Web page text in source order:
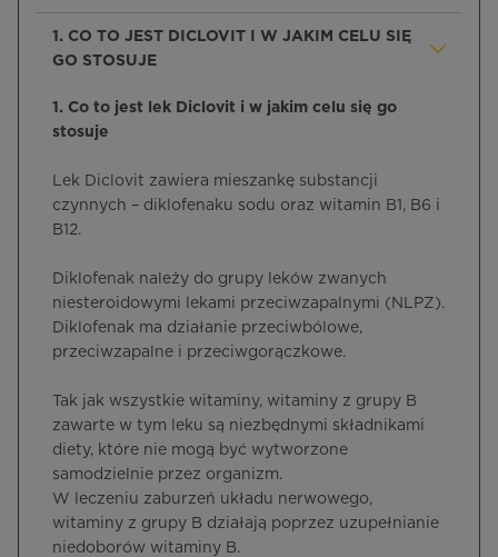
1. CO TO JEST DICLOVIT I W JAKIM CELU SIĘ
GO STOSUJE
1. Co to jest lek Diclovit i w jakim celu się go
stosuje
Lek Diclovit zawiera mieszankę substancji
czynnych – diklofenaku sodu oraz witamin B1, B6 i
B12.
Diklofenak należy do grupy leków zwanych
niesteroidowymi lekami przeciwzapalnymi (NLPZ).
Diklofenak ma działanie przeciwbólowe,
przeciwzapalne i przeciwgorączkowe.
Tak jak wszystkie witaminy, witaminy z grupy B
zawarte w tym leku są niezbędnymi składnikami
diety, które nie mogą być wytworzone
samodzielnie przez organizm.
W leczeniu zaburzeń układu nerwowego,
witaminy z grupy B działają poprzez uzupełnianie
niedoborów witaminy B.